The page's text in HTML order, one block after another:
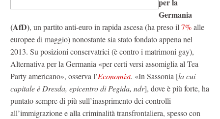
per la
Germania
(AfD), un partito anti-euro in rapida ascesa (ha preso il 7%alle
europee di maggio) nonostante sia stato fondato appena nel
2013. Su posizioni conservatrici (è contro i matrimoni gay),
Alternativa per la Germania «per certi versi assomiglia al Tea
Party americano», osserva l’Economist. «In Sassonia [la cui
capitale è Dresda, epicentro di Pegida, ndr], dove è più forte, ha
puntato sempre di più sull’inasprimento dei controlli
all’immigrazione e alla criminalità transfrontaliera, spesso con